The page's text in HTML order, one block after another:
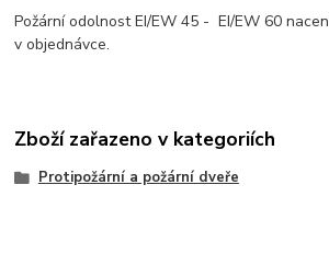
Požární odolnost EI/EW 45 - EI/EW 60
v objednávce.
Zboží zařazeno v kategoriích
Protipožární a požární dveře